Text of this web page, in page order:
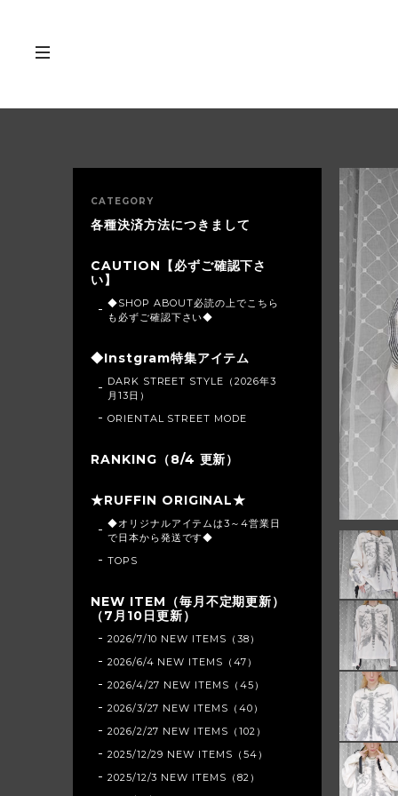
CATEGORY
各種決済方法につきまして
CAUTION【必ずご確認下さ
い】
◆SHOP ABOUT必読の上でこちら
も必ずご確認下さい◆
◆Instgram特集アイテム
DARK STREET STYLE（2026年3
月13日）
ORIENTAL STREET MODE
RANKING（8/4 更新）
★RUFFIN ORIGINAL★
◆オリジナルアイテムは3～4営業日
で日本から発送です◆
TOPS
NEW ITEM（毎月不定期更新）
（7月10日更新）
2026/7/10 NEW ITEMS（38）
2026/6/4 NEW ITEMS（47）
2026/4/27 NEW ITEMS（45）
2026/3/27 NEW ITEMS（40）
2026/2/27 NEW ITEMS（102）
2025/12/29 NEW ITEMS（54）
2025/12/3 NEW ITEMS（82）